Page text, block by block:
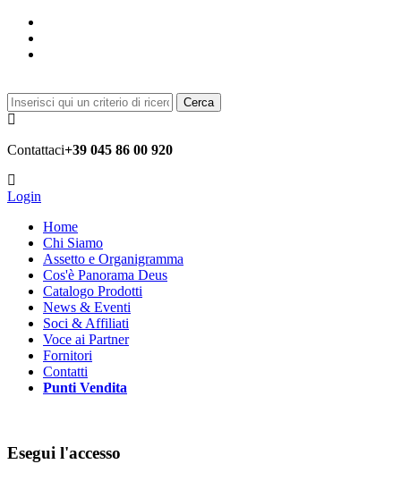
Cerca
Contattaci+39 045 86 00 920
Login
Home
Chi Siamo
Assetto e Organigramma
Cos'è Panorama Deus
Catalogo Prodotti
News & Eventi
Soci & Affiliati
Voce ai Partner
Fornitori
Contatti
Punti Vendita
Esegui l'accesso